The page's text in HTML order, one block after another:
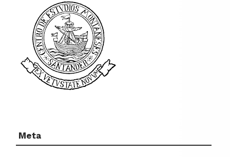
Meta